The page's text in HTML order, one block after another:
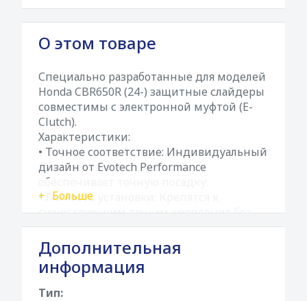
О этом товаре
Специально разработанные для моделей
Honda CBR650R (24-) защитные слайдеры
совместимы с электронной муфтой (E-
Clutch).
Характеристики:
• Точное соответствие: Индивидуальный
дизайн от Evotech Performance
обеспечивает точную посадку.
• Легкость установки: Крепятся к
существующим точкам крепления без
необходимости модификации
мотоцикла.
• Прочный материал: Изготовлены из
полимера диаметром 60 мм с
алюминиевым сердечником.
Больше
Дополнительная
информация
Тип: